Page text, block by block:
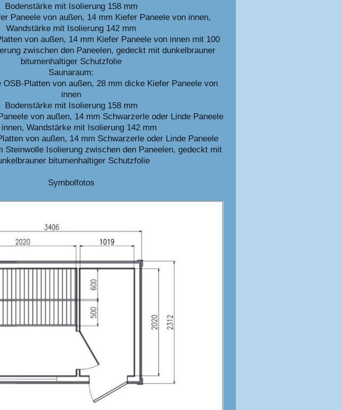
Bodenstärke mit Isolierung 158 mm
Paneele von außen, 14 mm Kiefer Paneele von innen,
Wandstärke mit Isolierung 142 mm
von außen, 14 mm Kiefer Paneele von innen mit 100
zwischen den Paneelen, gedeckt mit dunkelbrauner
bitumenhaltiger Schutzfolie
Saunaraum:
OSB-Platten von außen, 28 mm dicke Kiefer Paneele von
innen
Bodenstärke mit Isolierung 158 mm
von außen, 14 mm Schwarzerle oder Linde Paneele
Wandstärke mit Isolierung 142 mm
von außen, 14 mm Schwarzerle oder Linde Paneele
Steinwolle Isolierung zwischen den Paneelen, gedeckt mit
bitumenhaltiger Schutzfolie
Symbolfotos